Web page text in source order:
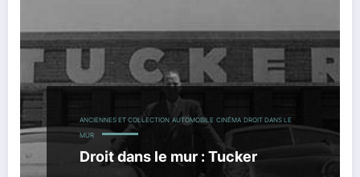
ANCIENNES ET COLLECTION AUTOMOBILE CINÉMA DROIT DANS LE
MUR
Droit dans le mur : Tucker